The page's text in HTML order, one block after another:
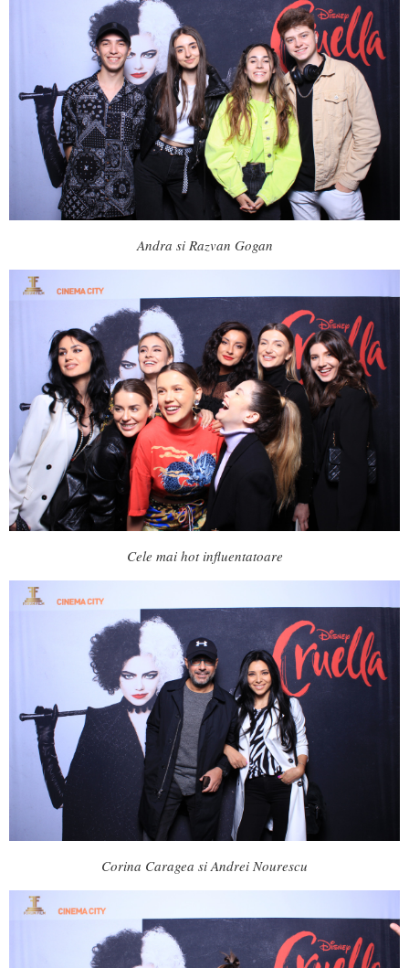
Andra si Razvan Gogan
Cele mai hot influentatoare
Corina Caragea si Andrei Nourescu